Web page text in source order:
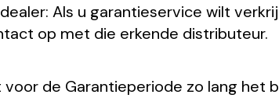
Als u garantieservice wilt
op met die erkende distributeur.
de Garantieperiode zo lang het